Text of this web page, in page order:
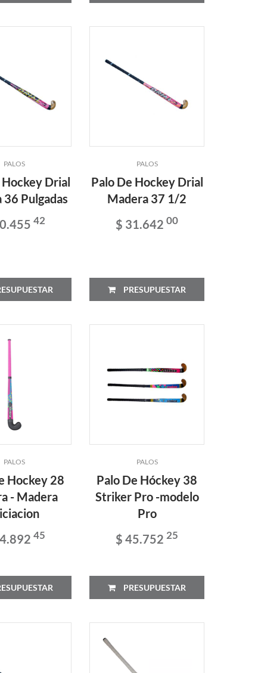
PALOS
Hockey Drial
36 Pulgadas
42
PALOS
Palo De Hockey Drial
Madera 37 1/2
$ 31.64200
PRESUPUESTAR
PALOS
Hockey 28
- Madera
45
PALOS
Palo De Hóckey 38
Striker Pro -modelo
Pro
$ 45.75225
PRESUPUESTAR